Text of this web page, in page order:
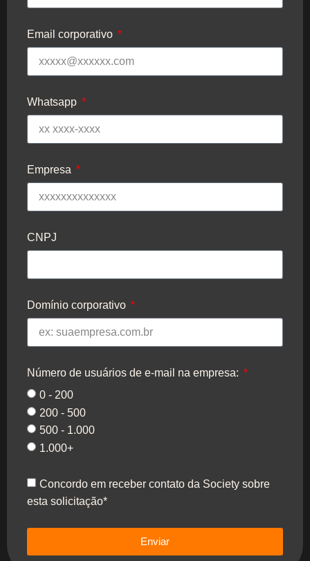
Email corporativo
Whatsapp
Empresa
CNPJ
Domínio corporativo
Número de usuários de e-mail na empresa:
0 - 200
200 - 500
500 - 1.000
1.000+
Concordo em receber contato da Society sobre
esta solicitação*
Enviar